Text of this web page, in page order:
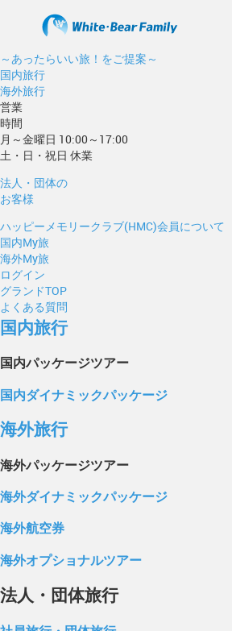
～あったらいい旅！をご提案～
国内旅行
海外旅行
営業
時間
月～金曜日 10:00～17:00
土・日・祝日 休業
法人・団体の
お客様
ハッピーメモリークラブ(HMC)会員について
国内My旅
海外My旅
ログイン
グランドTOP
よくある質問
国内旅行
国内パッケージツアー
国内ダイナミックパッケージ
海外旅行
海外パッケージツアー
海外ダイナミックパッケージ
海外航空券
海外オプショナルツアー
法人・団体旅行